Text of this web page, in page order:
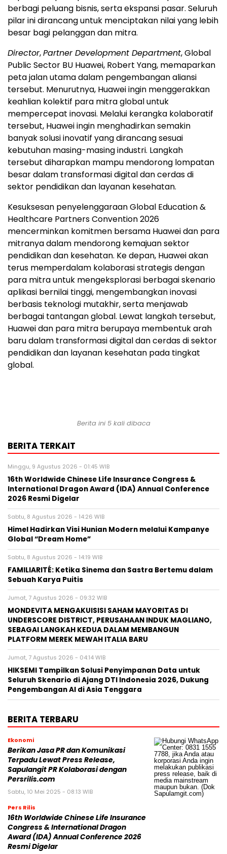
berbagi peluang bisnis, serta ekspansi pasar. Seluruh
pilar ini dirancang untuk menciptakan nilai yang lebih
besar bagi pelanggan dan mitra.
Director,Partner Development Department, Global
Public Sector BU Huawei, Robert Yang, memaparkan
peta jalan utama dalam pengembangan aliansi
tersebut. Menurutnya, Huawei ingin menggerakkan
keahlian kolektif para mitra global untuk
mempercepat inovasi. Melalui kerangka kolaboratif
tersebut, Huawei ingin menghadirkan semakin
banyak solusi inovatif yang dirancang sesuai
kebutuhan masing-masing industri. Langkah
tersebut diharapkan mampu mendorong lompatan
besar dalam transformasi digital dan cerdas di
sektor pendidikan dan layanan kesehatan.
Kesuksesan penyelenggaraan Global Education &
Healthcare Partners Convention 2026
mencerminkan komitmen bersama Huawei dan para
mitranya dalam mendorong kemajuan sektor
pendidikan dan kesehatan. Ke depan, Huawei akan
terus memperdalam kolaborasi strategis dengan
para mitra untuk mengeksplorasi berbagai skenario
aplikasi bernilai tinggi, mengembangkan inovasi
berbasis teknologi mutakhir, serta menjawab
berbagai tantangan global. Lewat langkah tersebut,
Huawei dan para mitra berupaya membentuk arah
baru dalam transformasi digital dan cerdas di sektor
pendidikan dan layanan kesehatan pada tingkat
global.
Berita ini 5 kali dibaca
BERITA TERKAIT
Minggu, 9 Agustus 2026 - 01:45 WIB
16th Worldwide Chinese Life Insurance Congress &
International Dragon Award (IDA) Annual Conference
2026 Resmi Digelar
Sabtu, 8 Agustus 2026 - 14:26 WIB
Himel Hadirkan Visi Hunian Modern melalui Kampanye
Global “Dream Home”
Sabtu, 8 Agustus 2026 - 14:19 WIB
FAMILIARITÉ: Ketika Sinema dan Sastra Bertemu dalam
Sebuah Karya Puitis
Jumat, 7 Agustus 2026 - 09:32 WIB
MONDEVITA MENGAKUISISI SAHAM MAYORITAS DI
UNDERSCORE DISTRICT, PERUSAHAAN INDUK MAGLIANO,
SEBAGAI LANGKAH KEDUA DALAM MEMBANGUN
PLATFORM MEREK MEWAH ITALIA BARU
Jumat, 7 Agustus 2026 - 04:14 WIB
HIKSEMI Tampilkan Solusi Penyimpanan Data untuk
Seluruh Skenario di Ajang DTI Indonesia 2026, Dukung
Pengembangan AI di Asia Tenggara
BERITA TERBARU
Ekonomi
Berikan Jasa PR dan Komunikasi
Terpadu Lewat Press Release,
Sapulangit PR Kolaborasi dengan
Persrilis.com
Sabtu, 10 Mei 2025 - 08:13 WIB
Pers Rilis
16th Worldwide Chinese Life Insurance
Congress & International Dragon
Award (IDA) Annual Conference 2026
Resmi Digelar